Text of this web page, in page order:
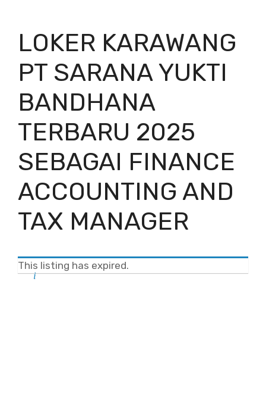
LOKER KARAWANG
PT SARANA YUKTI
BANDHANA
TERBARU 2025
SEBAGAI FINANCE
ACCOUNTING AND
TAX MANAGER
This listing has expired.